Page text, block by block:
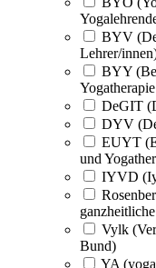
BYV
Lehrer/
BYY
DeGIT
DYV
EUYT
und
IYVD
Vylk
Bund)
YA